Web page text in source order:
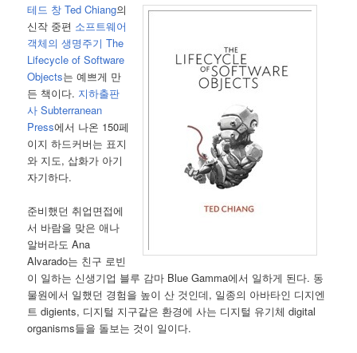
테드 창 Ted Chiang의
신작 중편 소프트웨어
객체의 생명주기 The
Lifecycle of Software
Objects는 예쁘게 만
든 책이다. 지하출판
사 Subterranean
Press에서 나온 150페
이지 하드커버는 표지
와 지도, 삽화가 아기
자기하다.
준비했던 취업면접에
서 바람을 맞은 애나
알버라도 Ana
Alvarado는 친구 로빈
이 일하는 신생기업 블루 감마 Blue Gamma에서 일하게 된다. 동
물원에서 일했던 경험을 높이 산 것인데, 일종의 아바타인 디지엔
트 digients, 디지털 지구같은 환경에 사는 디지털 유기체 digital
organisms들을 돌보는 것이 일이다.